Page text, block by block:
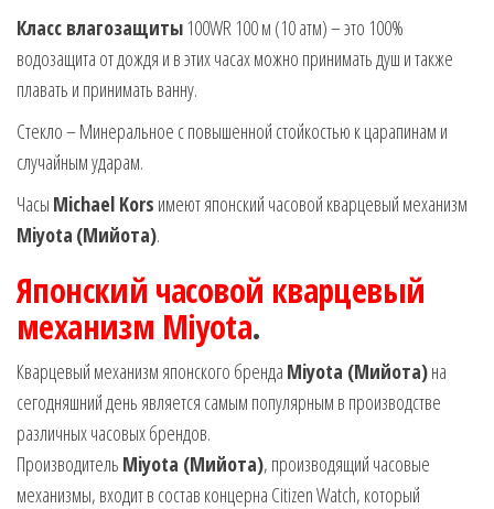
Класс влагозащиты 100WR 100 м (10 атм) – это 100%
водозащита от дождя и в этих часах можно принимать душ и также
плавать и принимать ванну.
Стекло – Минеральное с повышенной стойкостью к царапинам и
случайным ударам.
Часы Michael Kors имеют японский часовой кварцевый механизм
Miyota (Мийота).
Японский часовой кварцевый
механизм Miyota.
Кварцевый механизм японского бренда Miyota (Мийота)на
сегодняшний день является самым популярным в производстве
различных часовых брендов.
Производитель Miyota (Мийота), производящий часовые
механизмы, входит в состав концерна Citizen Watch, который